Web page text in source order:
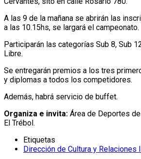
A las 9 de la mañana se abrirán las
a las 10.15hs, se largará el campeonato.
Participarán las categorías Sub 8, Sub
Libre.
Se entregarán premios a los tres
y diplomas a todos los competidores.
Además, habrá servicio de buffet.
Organiza e invita: Área de Deportes
El Trébol.
Etiquetas
Dirección de Cultura y Relaciones